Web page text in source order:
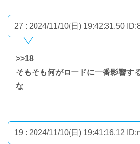
27 : 2024/11/10(日) 19:42:31.50
>>18
そもそも何がロードに一番影響す
な
19 : 2024/11/10(日) 19:41:16.12